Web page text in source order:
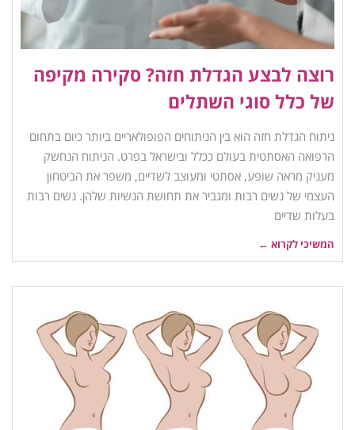
רוצה לבצע הגדלת חזה? סקירה מקיפה
של כלל סוגי השתלים
ניתוח הגדלת חזה הוא בין הניתוחים הפופולאריים ביותר כיום בתחום
הרפואה האסתטית בעולם ככלל ובישראל בפרט. הניתוח הנחשק
מעניק מראה שופע, אסתטי ומעוצב לשדיים, משפר את הביטחון
העצמי של נשים רבות ומגביר את תחושת הנשיות שלהן. נשים רבות
בעלות שדיים
המשיכי לקרוא ←